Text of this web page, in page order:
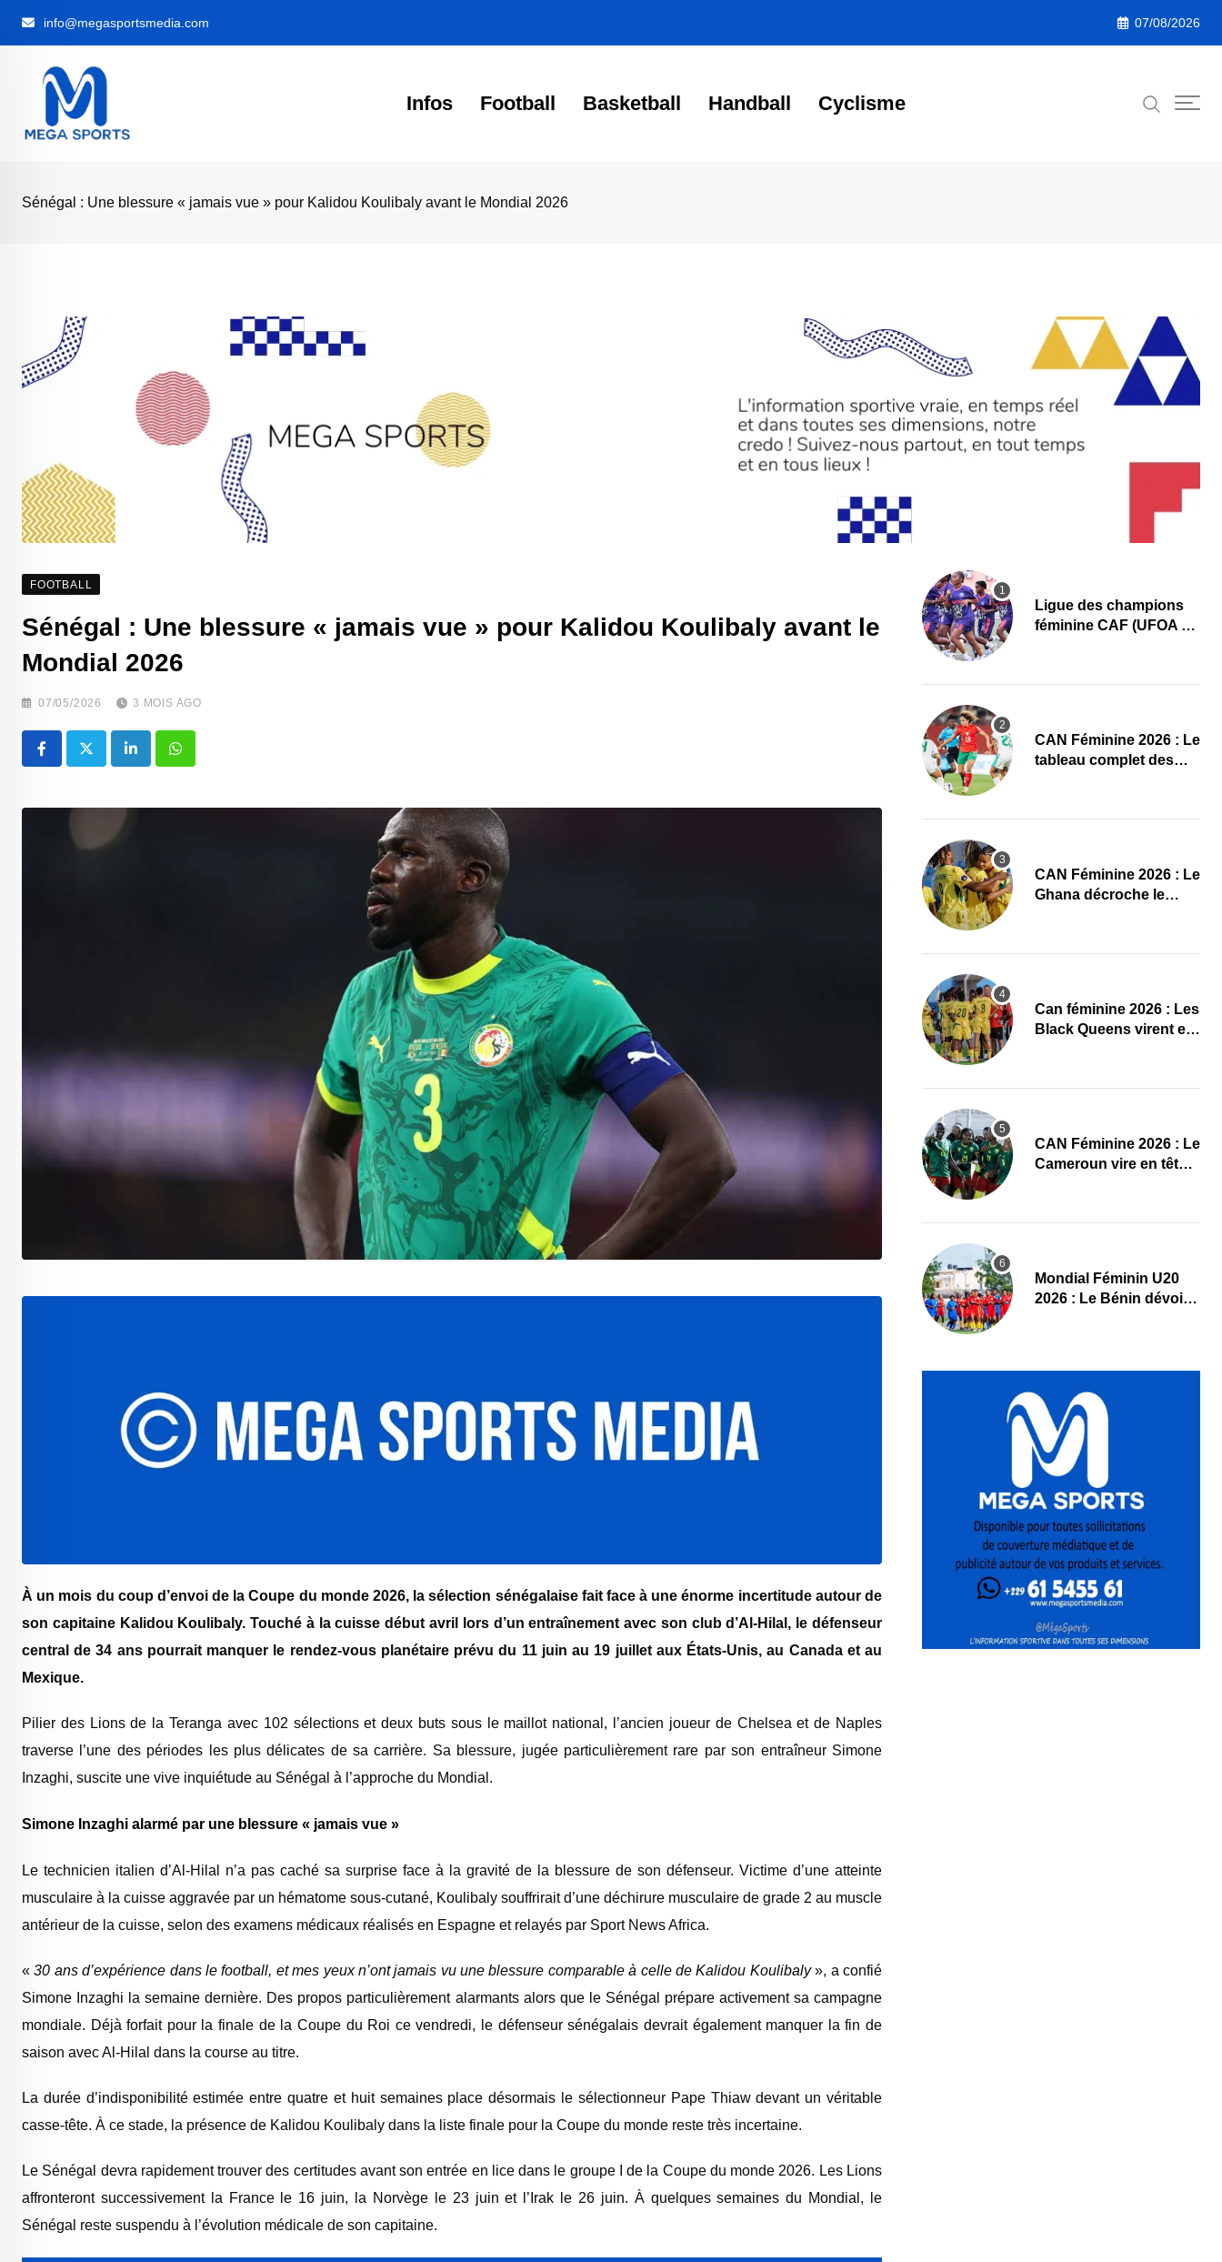
info@megasportsmedia.com 07/08/2026
Infos Football Basketball Handball Cyclisme
Sénégal : Une blessure « jamais vue » pour Kalidou Koulibaly avant le Mondial 2026
FOOTBALL
Sénégal : Une blessure « jamais vue » pour Kalidou Koulibaly avant le
Mondial 2026
07/05/2026 3 MOIS AGO
LinkedIn Whatsapp
À un mois du coup d’envoi de la Coupe du monde 2026, la sélection sénégalaise fait face à une énorme incertitude autour de
son capitaine Kalidou Koulibaly. Touché à la cuisse début avril lors d’un entraînement avec son club d’Al-Hilal, le défenseur
central de 34 ans pourrait manquer le rendez-vous planétaire prévu du 11 juin au 19 juillet aux États-Unis, au Canada et au
Mexique.
Pilier des Lions de la Teranga avec 102 sélections et deux buts sous le maillot national, l’ancien joueur de Chelsea et de Naples
traverse l’une des périodes les plus délicates de sa carrière. Sa blessure, jugée particulièrement rare par son entraîneur Simone
Inzaghi, suscite une vive inquiétude au Sénégal à l’approche du Mondial.
Simone Inzaghi alarmé par une blessure « jamais vue »
Le technicien italien d’Al-Hilal n’a pas caché sa surprise face à la gravité de la blessure de son défenseur. Victime d’une atteinte
musculaire à la cuisse aggravée par un hématome sous-cutané, Koulibaly souffrirait d’une déchirure musculaire de grade 2 au muscle
antérieur de la cuisse, selon des examens médicaux réalisés en Espagne et relayés par Sport News Africa.
« 30 ans d’expérience dans le football, et mes yeux n’ont jamais vu une blessure comparable à celle de Kalidou Koulibaly», a confié
Simone Inzaghi la semaine dernière. Des propos particulièrement alarmants alors que le Sénégal prépare activement sa campagne
mondiale. Déjà forfait pour la finale de la Coupe du Roi ce vendredi, le défenseur sénégalais devrait également manquer la fin de
saison avec Al-Hilal dans la course au titre.
La durée d’indisponibilité estimée entre quatre et huit semaines place désormais le sélectionneur Pape Thiaw devant un véritable
casse-tête. À ce stade, la présence de Kalidou Koulibaly dans la liste finale pour la Coupe du monde reste très incertaine.
Le Sénégal devra rapidement trouver des certitudes avant son entrée en lice dans le groupe I de la Coupe du monde 2026. Les Lions
affronteront successivement la France le 16 juin, la Norvège le 23 juin et l’Irak le 26 juin. À quelques semaines du Mondial, le
Sénégal reste suspendu à l’évolution médicale de son capitaine.
Ligue des champions
féminine CAF (UFOA A)
en Gambie
CAN Féminine 2026 : Le
tableau complet des
CAN Féminine 2026 : Le
Ghana décroche le
bien
‎Can féminine 2026 : Les
Black Queens virent en
CAN Féminine 2026 : Le
Cameroun vire en tête
Mondial Féminin U20
2026 : Le Bénin dévoile